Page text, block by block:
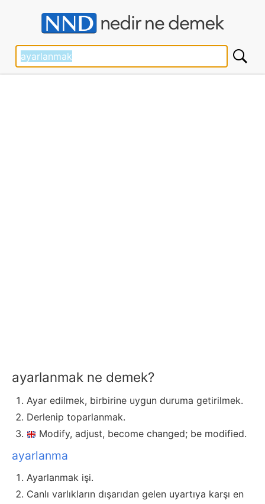
ayarlanmak ne demek?
Ayar edilmek, birbirine uygun duruma getirilmek.
Derlenip toparlanmak.
Modify, adjust, become changed; be modified.
ayarlanma
Ayarlanmak işi.
Canlı varlıkların dışarıdan gelen uyartıya karşı en